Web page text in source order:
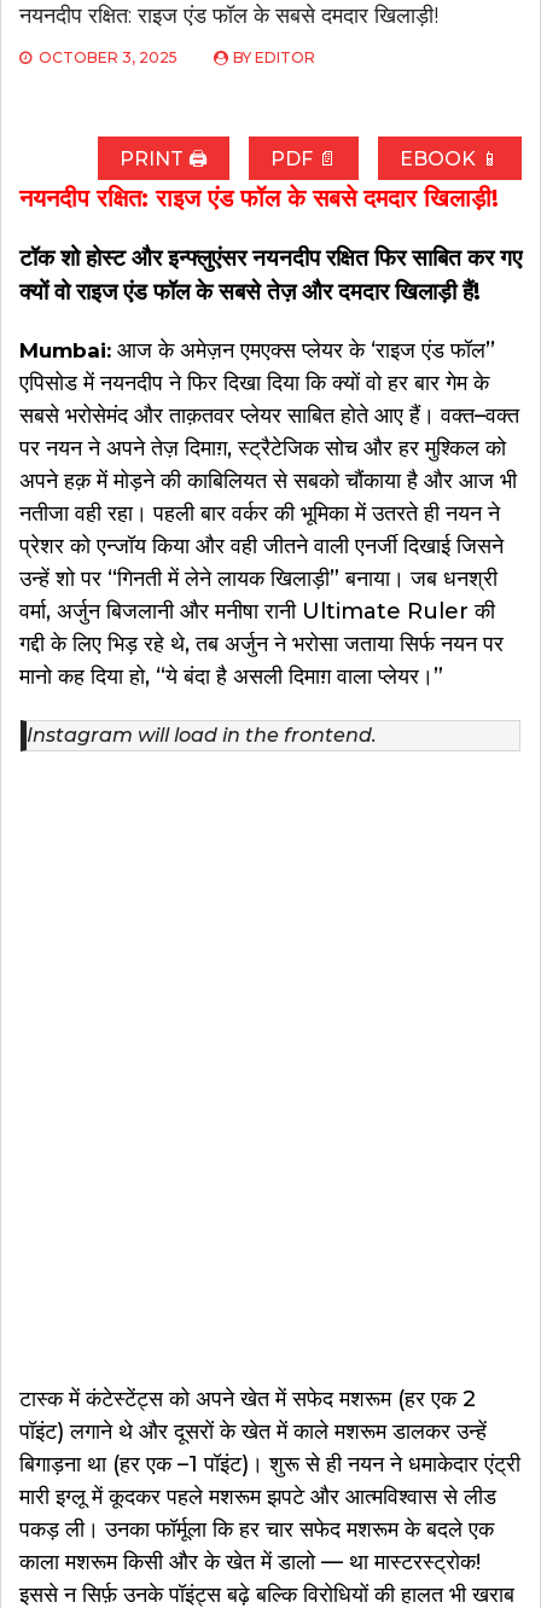
नयनदीप रक्षित: राइज एंड फॉल के सबसे दमदार खिलाड़ी!
OCTOBER 3, 2025 BY EDITOR
PRINT 🖨 PDF 📄 EBOOK 📱
नयनदीप रक्षित: राइज एंड फॉल के सबसे दमदार खिलाड़ी!
टॉक शो होस्ट और इन्फ्लुएंसर नयनदीप रक्षित फिर साबित कर गए
क्यों वो राइज एंड फॉल के सबसे तेज़ और दमदार खिलाड़ी हैं!
Mumbai: आज के अमेज़न एमएक्स प्लेयर के ‘राइज एंड फॉल’’
एपिसोड में नयनदीप ने फिर दिखा दिया कि क्यों वो हर बार गेम के
सबसे भरोसेमंद और ताक़तवर प्लेयर साबित होते आए हैं। वक्त–वक्त
पर नयन ने अपने तेज़ दिमाग़, स्ट्रैटेजिक सोच और हर मुश्किल को
अपने हक़ में मोड़ने की काबिलियत से सबको चौंकाया है और आज भी
नतीजा वही रहा। पहली बार वर्कर की भूमिका में उतरते ही नयन ने
प्रेशर को एन्जॉय किया और वही जीतने वाली एनर्जी दिखाई जिसने
उन्हें शो पर “गिनती में लेने लायक खिलाड़ी” बनाया। जब धनश्री
वर्मा, अर्जुन बिजलानी और मनीषा रानी Ultimate Ruler की
गद्दी के लिए भिड़ रहे थे, तब अर्जुन ने भरोसा जताया सिर्फ नयन पर
मानो कह दिया हो, “ये बंदा है असली दिमाग़ वाला प्लेयर।”
Instagram will load in the frontend.
टास्क में कंटेस्टेंट्स को अपने खेत में सफेद मशरूम (हर एक 2
पॉइंट) लगाने थे और दूसरों के खेत में काले मशरूम डालकर उन्हें
बिगाड़ना था (हर एक –1 पॉइंट)। शुरू से ही नयन ने धमाकेदार एंट्री
मारी इग्लू में कूदकर पहले मशरूम झपटे और आत्मविश्वास से लीड
पकड़ ली। उनका फॉर्मूला कि हर चार सफेद मशरूम के बदले एक
काला मशरूम किसी और के खेत में डालो — था मास्टरस्ट्रोक!
इससे न सिर्फ़ उनके पॉइंट्स बढ़े बल्कि विरोधियों की हालत भी खराब